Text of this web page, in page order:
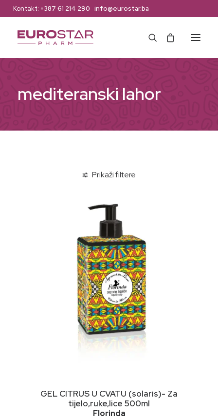
Kontakt: +387 61 214 290 · info@eurostar.ba
mediteranski lahor
Prikaži filtere
DODAJ U KORPU
GEL CITRUS U CVATU (solaris)- Za
tijelo,ruke,lice 500ml
Florinda